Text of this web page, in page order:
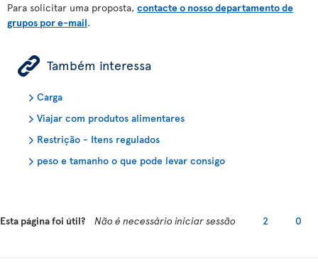
Para solicitar uma proposta, contacte o nosso departamento de
grupos por e-mail.
ÿ Também interessa
Carga
Viajar com produtos alimentares
Restrição - Itens regulados
peso e tamanho o que pode levar consigo
Esta página foi útil? Não é necessário iniciar sessão 2 0